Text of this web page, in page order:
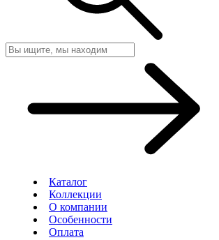
Каталог
Коллекции
О компании
Особенности
Оплата